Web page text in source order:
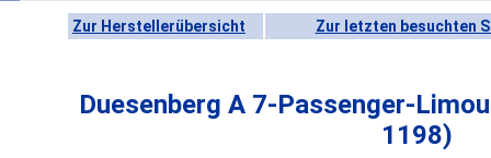
Zur Herstellerübersicht Zur letzten besuchten
Duesenberg A 7-Passenger-
1198)